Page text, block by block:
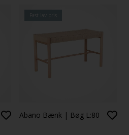
Abano Bænk | Bøg L:80